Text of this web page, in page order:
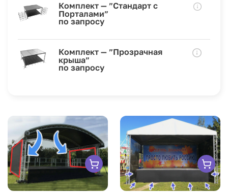
Комплект — ”Стандарт с
Порталами”
по запросу
Комплект — ”Прозрачная
крыша”
по запросу